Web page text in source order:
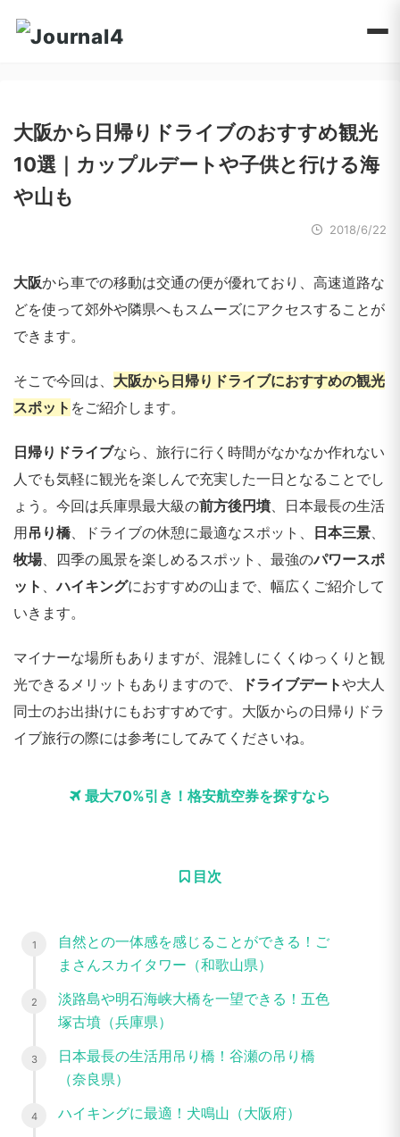
大阪から日帰りドライブのおすすめ観光
10選｜カップルデートや子供と行ける海
や山も
2018/6/22
大阪から車での移動は交通の便が優れており、高速道路な
どを使って郊外や隣県へもスムーズにアクセスすることが
できます。
そこで今回は、 大阪から日帰りドライブにおすすめの観光
スポット をご紹介します。
日帰りドライブなら、旅行に行く時間がなかなか作れない
人でも気軽に観光を楽しんで充実した一日となることでし
ょう。今回は兵庫県最大級の前方後円墳、日本最長の生活
用吊り橋、ドライブの休憩に最適なスポット、 日本三景、
牧場、四季の風景を楽しめるスポット、最強のパワースポ
ット 、ハイキングにおすすめの山まで、幅広くご紹介して
いきます。
マイナーな場所もありますが、混雑しにくくゆっくりと観
光できるメリットもありますので、
ドライブデートや大人
同士のお出掛けにもおすすめです。大阪からの日帰りドラ
イブ旅行の際には参考にしてみてくださいね。
最大70%引き！格安航空券を探すなら
目次
自然との一体感を感じることができる！ご
まさんスカイタワー（和歌山県）
淡路島や明石海峡大橋を一望できる！五色
塚古墳（兵庫県）
日本最長の生活用吊り橋！谷瀬の吊り橋
（奈良県）
ハイキングに最適！犬鳴山（大阪府）